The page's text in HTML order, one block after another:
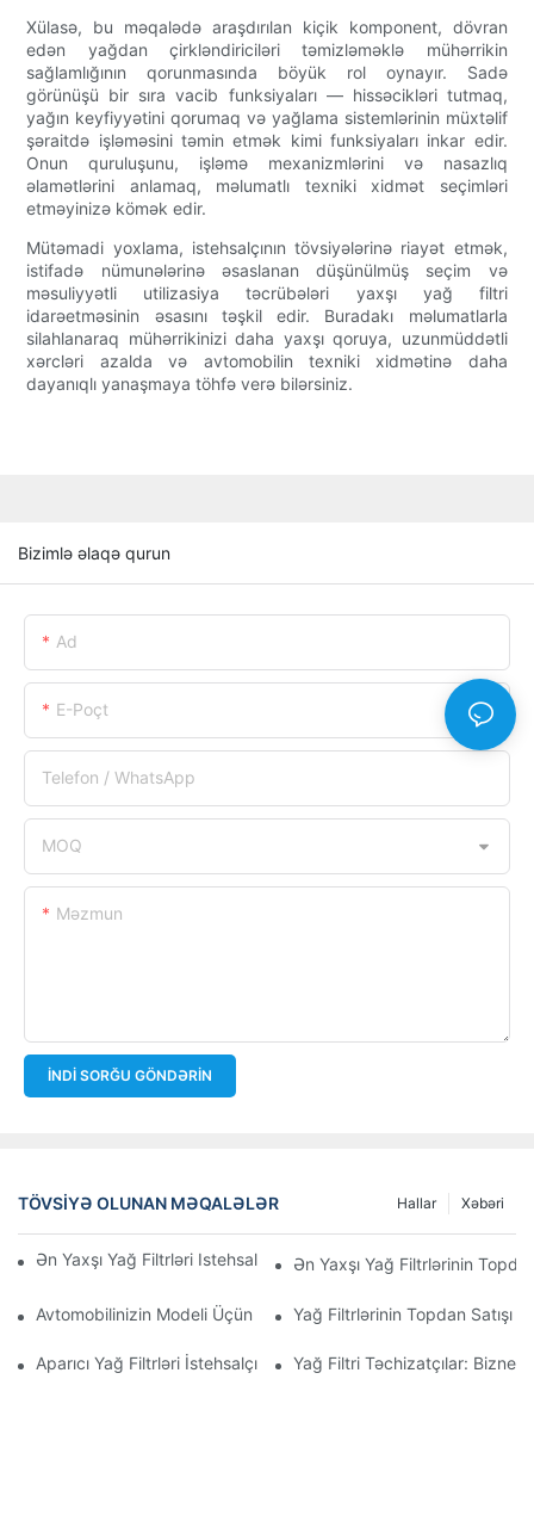
Xülasə, bu məqalədə araşdırılan kiçik komponent, dövran
edən yağdan çirkləndiriciləri təmizləməklə mühərrikin
sağlamlığının qorunmasında böyük rol oynayır. Sadə
görünüşü bir sıra vacib funksiyaları — hissəcikləri tutmaq,
yağın keyfiyyətini qorumaq və yağlama sistemlərinin müxtəlif
şəraitdə işləməsini təmin etmək kimi funksiyaları inkar edir.
Onun quruluşunu, işləmə mexanizmlərini və nasazlıq
əlamətlərini anlamaq, məlumatlı texniki xidmət seçimləri
etməyinizə kömək edir.
Mütəmadi yoxlama, istehsalçının tövsiyələrinə riayət etmək,
istifadə nümunələrinə əsaslanan düşünülmüş seçim və
məsuliyyətli utilizasiya təcrübələri yaxşı yağ filtri
idarəetməsinin əsasını təşkil edir. Buradakı məlumatlarla
silahlanaraq mühərrikinizi daha yaxşı qoruya, uzunmüddətli
xərcləri azalda və avtomobilin texniki xidmətinə daha
dayanıqlı yanaşmaya töhfə verə bilərsiniz.
Bizimlə əlaqə qurun
Ad
E-Poçt
Telefon / WhatsApp
MOQ
Məzmun
İNDI SORĞU GÖNDƏRIN
TÖVSIYƏ OLUNAN MƏQALƏLƏR Xəbəri
Hallar
Ən Yaxşı Yağ Filtrləri Istehsal Edən Şirkətlər: Hərtərəfli Baxış
Ən Yaxşı Yağ Filtrlərinin
Avtomobilinizin Modeli Üçün Düzgün Yağ Filtrinin Seçilməsi:
Yağ Filtrlərinin Topdan Satışı
Aparıcı Yağ Filtrləri İstehsalçılarına Və Onların İnnovasiyalarına
Yağ Filtri Təchizatçılar: